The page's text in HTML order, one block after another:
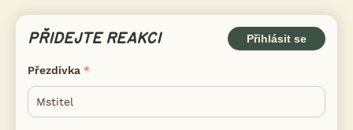
PŘIDEJTE REAKCI Přihlásit se
Přezdívka